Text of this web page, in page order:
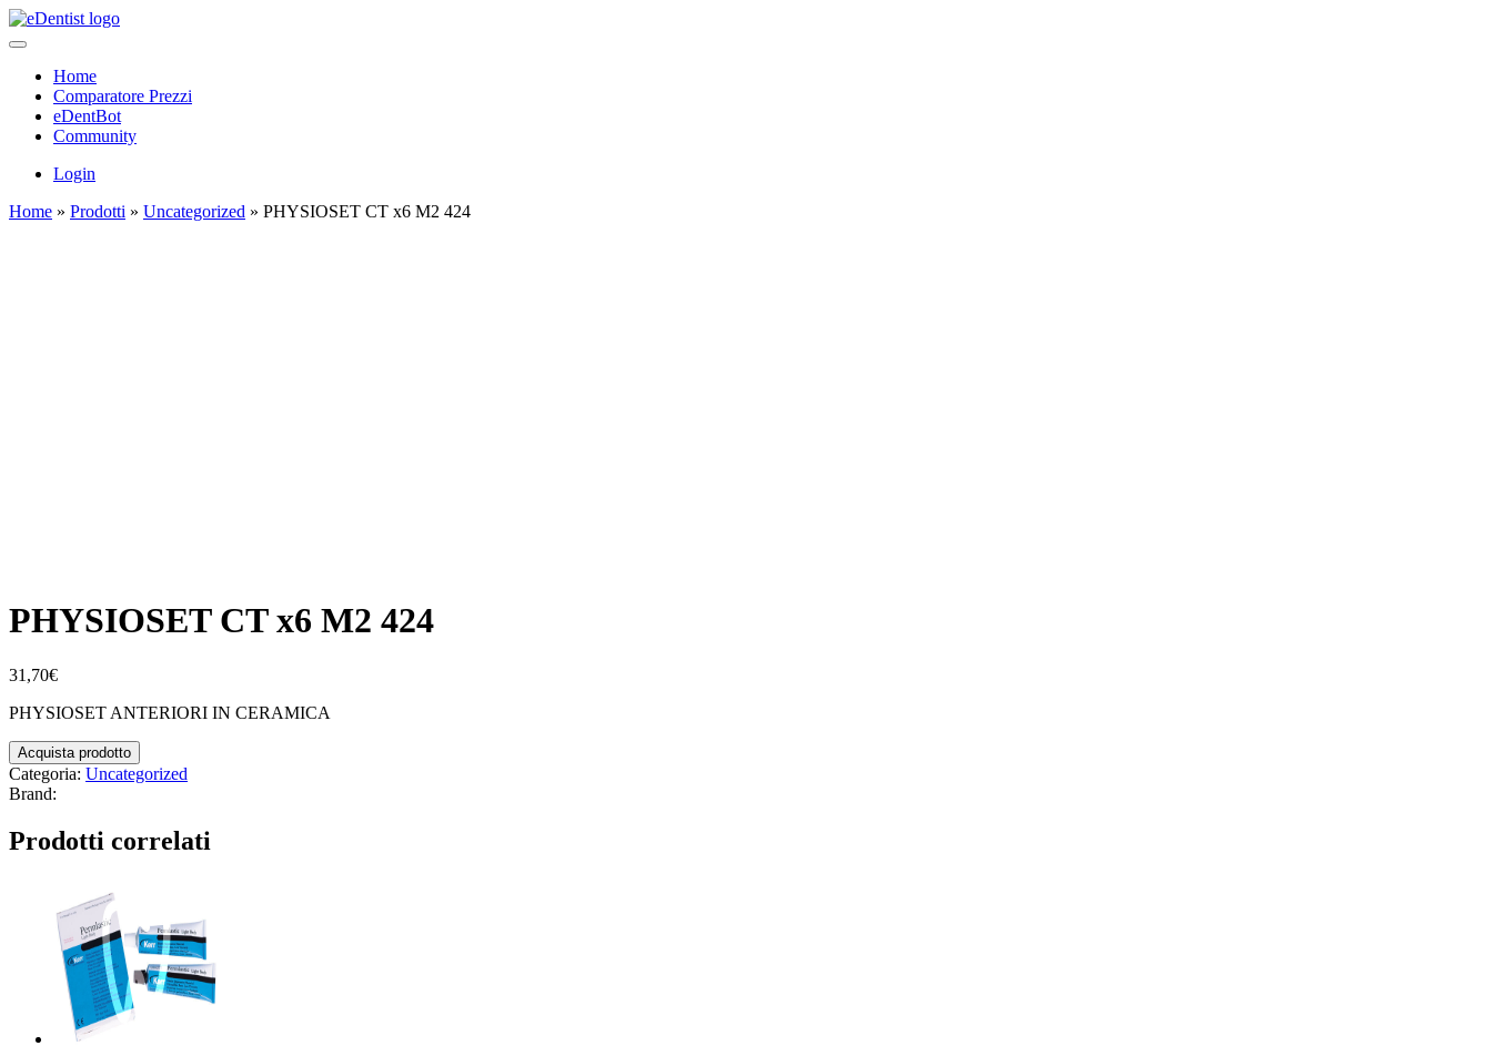
Home
Comparatore Prezzi
eDentBot
Community
Login
Home » Prodotti » Uncategorized » PHYSIOSET CT x6 M2 424
PHYSIOSET CT x6 M2 424
31,70€
PHYSIOSET ANTERIORI IN CERAMICA
Acquista prodotto
Categoria: Uncategorized
Brand:
Prodotti correlati